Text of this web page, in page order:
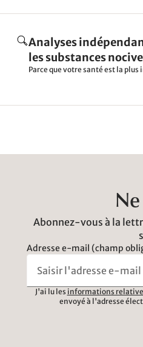
Analyses
les substances
Parce que votre santé est la
Abonnez-vous à la
Adresse e-mail (champ
J'ai lu les informations
envoyé à l'adresse